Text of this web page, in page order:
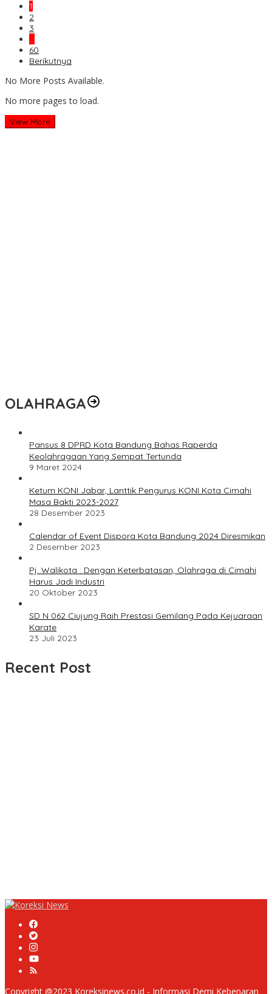
1
2
3
…
60
Berikutnya
No More Posts Available.
No more pages to load.
View More
OLAHRAGA
Pansus 8 DPRD Kota Bandung Bahas Raperda
Keolahragaan Yang Sempat Tertunda
9 Maret 2024
Ketum KONI Jabar, Lanttik Pengurus KONI Kota Cimahi
Masa Bakti 2023-2027
28 Desember 2023
Calendar of Event Dispora Kota Bandung 2024 Diresmikan
2 Desember 2023
Pj. Walikota : Dengan Keterbatasan, Olahraga di Cimahi
Harus Jadi Industri
20 Oktober 2023
SD N 062 Ciujung Raih Prestasi Gemilang Pada Kejuaraan
Karate
23 Juli 2023
Recent Post
Copyright @2023 Koreksinews.co.id - Informasi Demi Kebenaran